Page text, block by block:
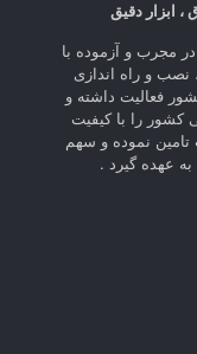
، ابزار دقیق
مجرب و آزموده با
نصب و راه اندازی
فعالیت داشته و
کشور را با کیفیت
نموده و سهم
عهده گیرد .